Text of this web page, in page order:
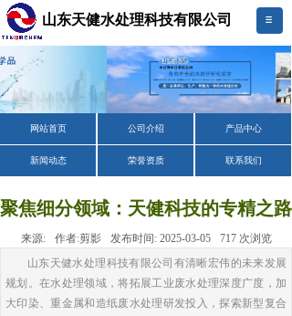
山东天健水处理科技有限公司
公司介绍 产品中心
网站首页
荣誉资质
新闻动态 联系我们
聚焦细分领域：天健科技的专精之路
来源: 作者:剪影 发布时间: 2025-03-05 717 次浏览
山东天健水处理科技有限公司有清晰宏伟的未来发展
规划。在水处理领域，将拓展工业废水处理深度广度，加
大印染、重金属和造纸废水处理研发投入，探索新型复合